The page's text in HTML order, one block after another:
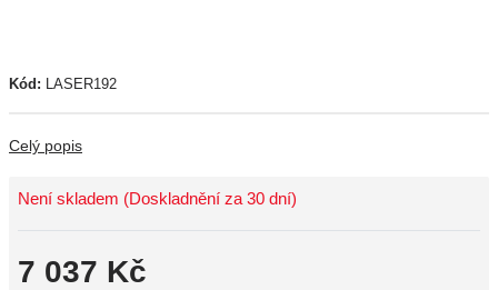
Kód: LASER192
Celý popis
Není skladem (Doskladnění za 30 dní)
7 037 Kč